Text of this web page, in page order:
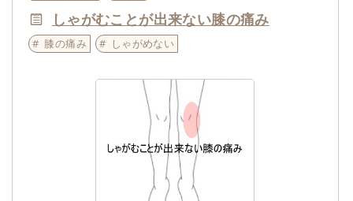
しゃがむことが出来ない膝の痛み
膝の痛み しゃがめない